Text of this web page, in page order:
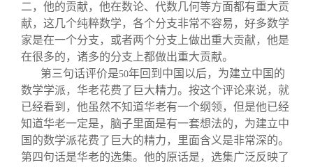
二，他的贡献，他在数论、代数几何等方面都有重大贡
献，这几个纯粹数学，各个分支非常不容易，好多数学
家是在一个分支，或者两个分支上做出重大贡献，他是
在很多的，诸多的分支上都做出重大贡献。
第三句话评价是50年回到中国以后，为建立中国的
数学学派，华老花费了巨大精力。按这个评论来说，就
已经看到，他虽然不知道华老有一个纲领，但是他已经
知道华老一定是，脑子里面是有一套想法的，为建立中
国的数学派花费了巨大的精力，里面含义是非常深的。
第四句话是华老的选集。他的原话是，选集广泛反映了